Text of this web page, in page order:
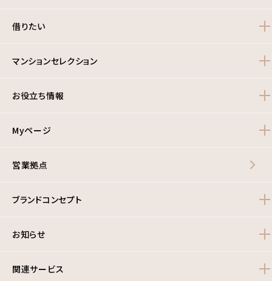
借りたい
マンションセレクション
お役立ち情報
Myページ
営業拠点
ブランドコンセプト
お知らせ
関連サービス